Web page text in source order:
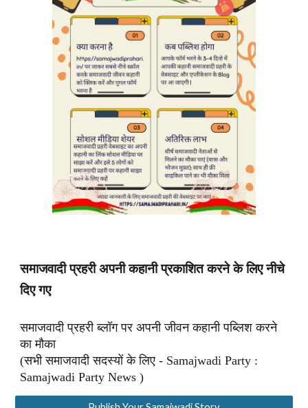
समाजवादी प्रहरी अपनी कहानी प्रकाशित करने के लिए नीचे
दिए गए
समाजवादी प्रहरी ब्लॉग पर अपनी जीवन कहानी पब्लिश करने
का मौका
(सभी समाजवादी सदस्यों के लिए - Samajwadi Party :
Samajwadi Party News )